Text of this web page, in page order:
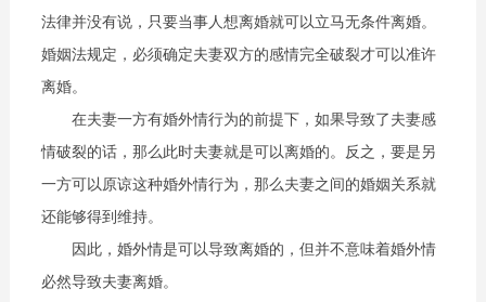
法律并没有说，只要当事人想离婚就可以立马无条件离婚。
婚姻法规定，必须确定夫妻双方的感情完全破裂才可以准许
离婚。
在夫妻一方有婚外情行为的前提下，如果导致了夫妻感
情破裂的话，那么此时夫妻就是可以离婚的。反之，要是另
一方可以原谅这种婚外情行为，那么夫妻之间的婚姻关系就
还能够得到维持。
因此，婚外情是可以导致离婚的，但并不意味着婚外情
必然导致夫妻离婚。